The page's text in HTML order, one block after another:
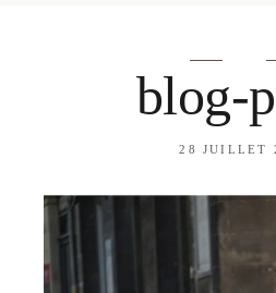
blog-
28 JUILLET